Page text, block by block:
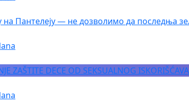
Пантелеју — не дозволимо да последња
ZAŠTITE DECE OD SEKSUALNOG